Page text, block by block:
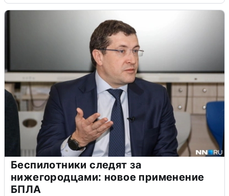
Беспилотники следят за
нижегородцами: новое применение
БПЛА